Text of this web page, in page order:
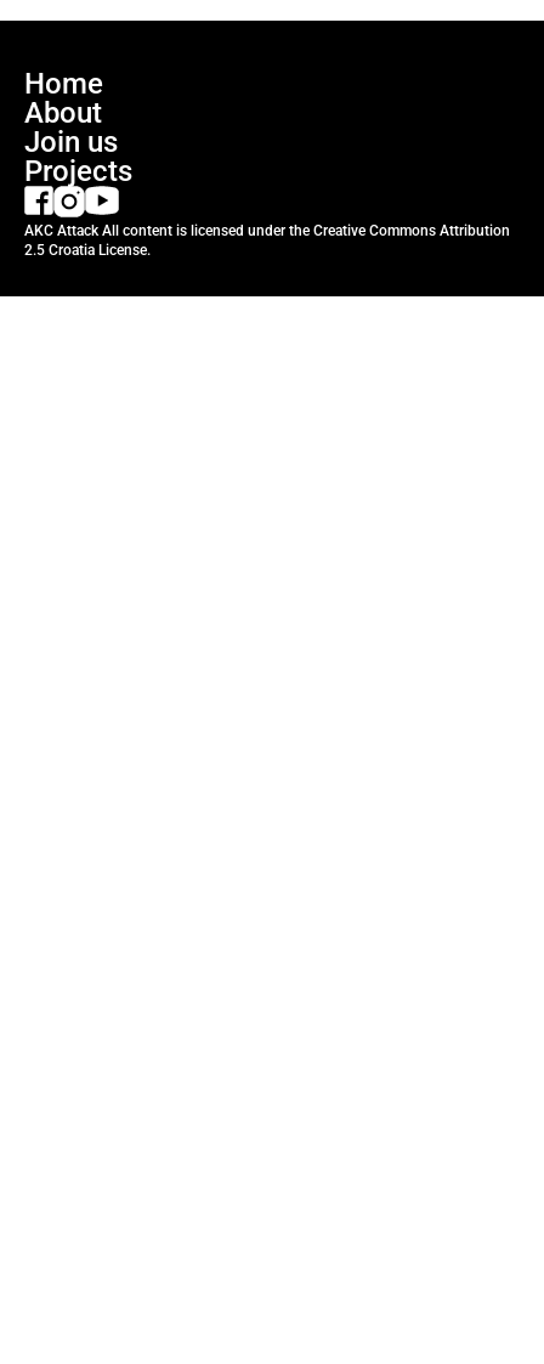
Home
About
Join us
Projects
AKC Attack All content is licensed under the Creative Commons Attribution
2.5 Croatia License.